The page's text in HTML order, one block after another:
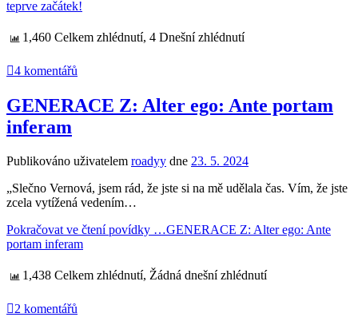
teprve začátek!
1,460 Celkem zhlédnutí, 4 Dnešní zhlédnutí
4 komentářů
GENERACE Z: Alter ego: Ante portam
inferam
Publikováno uživatelem roadyy dne 23. 5. 2024
„Slečno Vernová, jsem rád, že jste si na mě udělala čas. Vím, že jste
zcela vytížená vedením…
Pokračovat ve čtení povídky …GENERACE Z: Alter ego: Ante
portam inferam
1,438 Celkem zhlédnutí, Žádná dnešní zhlédnutí
2 komentářů